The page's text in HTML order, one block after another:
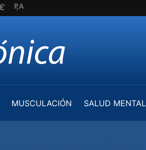
MUSCULACIÓN
SALUD MENTAL